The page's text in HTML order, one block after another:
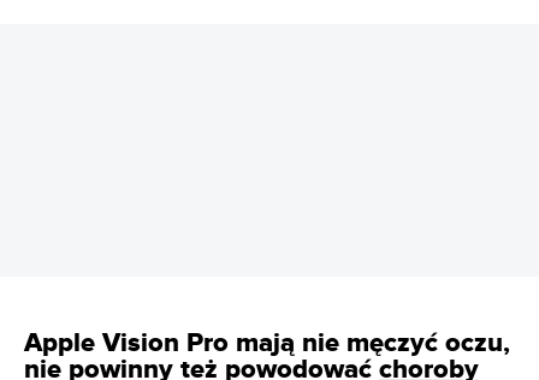
Apple Vision Pro mają nie męczyć oczu,
nie powinny też powodować choroby